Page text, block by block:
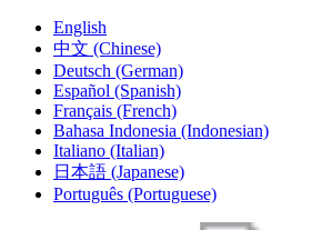
English
中文 (Chinese)
Deutsch (German)
Español (Spanish)
Français (French)
Bahasa Indonesia (Indonesian)
Italiano (Italian)
日本語 (Japanese)
Português (Portuguese)